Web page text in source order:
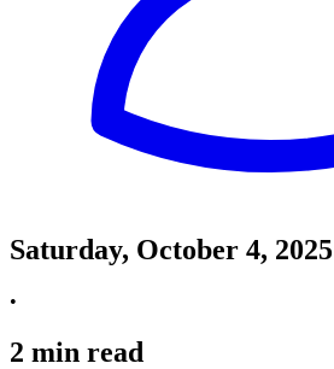
Saturday, October 4, 2025
•
2 min read